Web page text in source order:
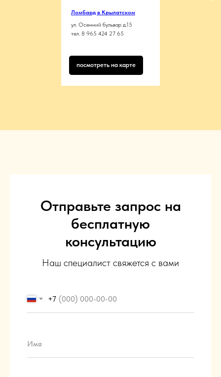
Ломбард в Крылатском
ул. Осенний бульвар д.15
тел. 8 965 424 27 65
посмотреть на карте
Отправьте запрос на
бесплатную
консультацию
Наш специалист свяжется с вами
+7